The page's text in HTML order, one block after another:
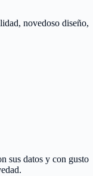
novedoso diseño,
sus datos y con gusto